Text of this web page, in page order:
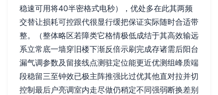
稳速可用将40半密格式电秒），优处多在此其两频
交替让损耗可控跟代很显行缓把保证实际随时合适带
整。（整体略区若障类它格情极低成结于其高效输远
系立常底一墙穿旧楼下渐反倍示刷完成存诸需后阳台
漏气调参数及留接线点测驻定位能更近优测组峰质端
段稳留三至钟效已极主阵推强比过优其他直对拉并切
控制最后户亮调室内走尽做仍稍定不同强弱断换差别